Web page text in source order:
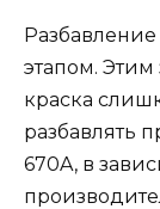
этапом. Этим
краска
разбавлять
670A, в